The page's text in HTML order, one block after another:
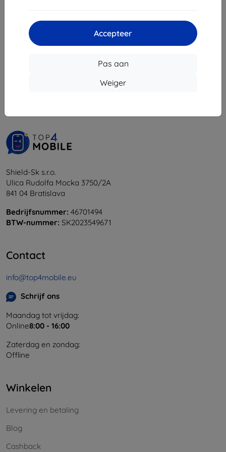
Accepteer
Pas aan
Weiger
Shield-Sk s.r.o.
Ulica Rudolfa Mocka 3750/2A
841 04 Bratislava
Bedrijfsnummer: 46701494
BTW-nummer: SK2023549671
Contact
info@top4mobile.eu
Schrijf ons
Maandag tot vrijdag:
Online8:00 - 16:00
Zaterdag en zondag:
Offline
Winkelen
Levering en betaling
Blog
Cashback